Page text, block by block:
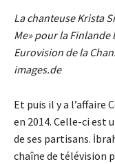
La chanteuse Krista
Me» pour la Finlande
Eurovision de la
images.de
Et puis il y a l’affaire
en 2014. Celle-ci est
de ses partisans.
chaîne de télévision